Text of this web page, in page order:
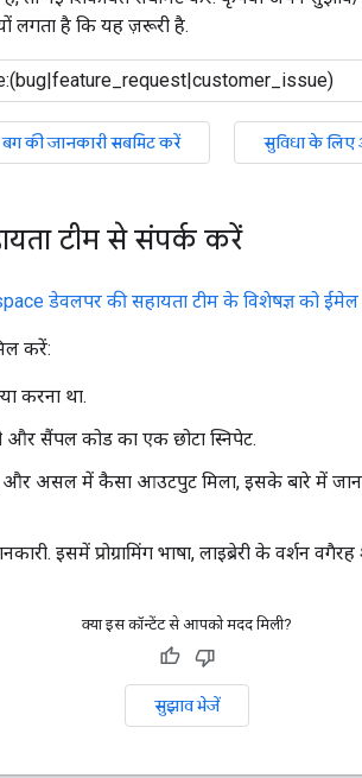
लगता है कि यह ज़रूरी है.
बग की जानकारी सबमिट करें सुविधा के लिए
टीम से संपर्क करें
डेवलपर की सहायता टीम के विशेषज्ञ को
करें:
करना था.
और सैंपल कोड का एक छोटा स्निपेट.
और असल में कैसा आउटपुट मिला, इसके बारे में
इसमें प्रोग्रामिंग भाषा, लाइब्रेरी के वर्शन वगैरह
क्या इस कॉन्टेंट से आपको मदद मिली?
सुझाव भेजें